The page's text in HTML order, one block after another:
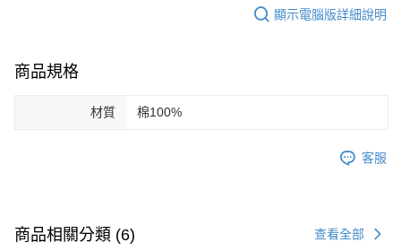
顯示電腦版詳細說明
商品規格
材質 棉100%
客服
商品相關分類 (6) 查看全部